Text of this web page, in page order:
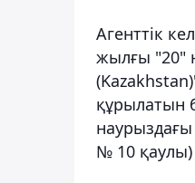
Агенттік
жылғы "20"
құрылатын
№ 10 қаулы)